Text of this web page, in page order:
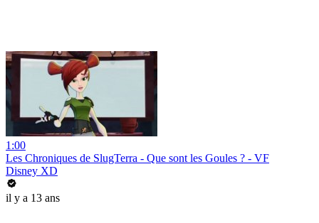
1:00
Les Chroniques de SlugTerra - Que sont les Goules ? - VF
Disney XD
il y a 13 ans